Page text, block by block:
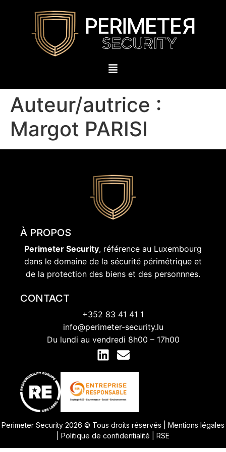
Auteur/autrice :
Margot PARISI
À PROPOS
Perimeter Security, référence au Luxembourg
dans le domaine de la sécurité périmétrique et
de la protection des biens et des personnnes.
CONTACT
+352 83 41 41 1
info@perimeter-security.lu
Du lundi au vendredi 8h00 – 17h00
Perimeter Security 2026 © Tous droits réservés
Mentions légales
Politique de confidentialité RSE